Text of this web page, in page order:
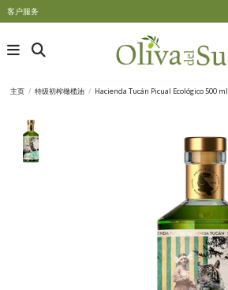
客户服务
主页 特级初榨橄榄油 Hacienda Tucán Picual Ecológico 500 ml